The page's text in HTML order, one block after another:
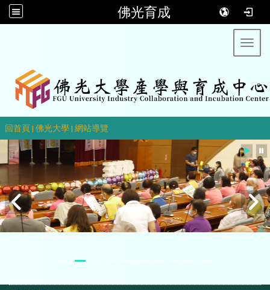
佛光育成
回首頁| 佛光大學| 網站導覽